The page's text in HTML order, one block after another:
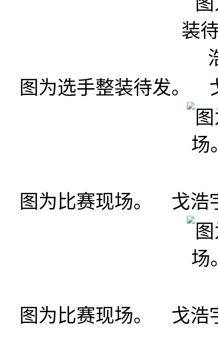
图为选手整装待发。
图为比赛现场。 戈浩
图为比赛现场。 戈浩